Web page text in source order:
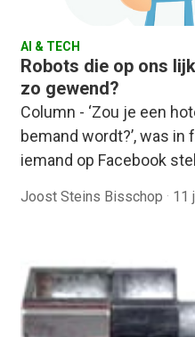
AI & TECH
Robots die op ons
zo gewend?
Column - ‘Zou je een
bemand wordt?’, was in
iemand op Facebook
Joost Steins Bisschop · 11